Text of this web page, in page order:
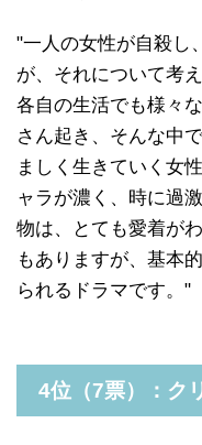
"一人の女性が自殺し
が、それについて考
各自の生活でも様々
さん起き、そんな中
ましく生きていく女
ャラが濃く、時に過
物は、とても愛着が
もありますが、基本
られるドラマです。"
4位（7票）：ク